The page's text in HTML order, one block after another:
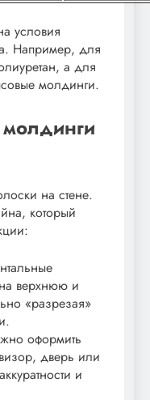
условия
Например, для
а для
молдинги.
на стене.
который
верхнюю и
«разрезая»
оформить
дверь или
и